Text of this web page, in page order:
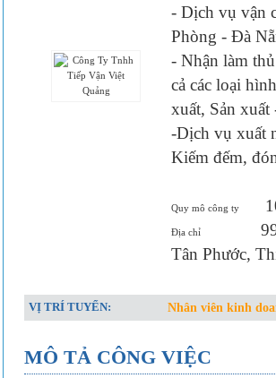
- Dịch vụ vận
Phòng - Đà
- Nhận làm
cả các loại
xuất, Sản xuất
-Dịch vụ xuất
Kiếm đếm,
Quy mô công ty
Địa chỉ
Tân Phước,
VỊ TRÍ TUYỂN: Nhân viên kinh
MÔ TẢ CÔNG VIỆC